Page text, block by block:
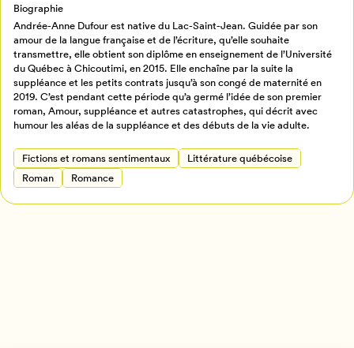
Billetterie
Retour à l’accueil
Biographie
Andrée-Anne Dufour est native du Lac-Saint-Jean. Guidée par son
amour de la langue française et de l’écriture, qu’elle souhaite
transmettre, elle obtient son diplôme en enseignement de l’Université
du Québec à Chicoutimi, en 2015. Elle enchaîne par la suite la
suppléance et les petits contrats jusqu’à son congé de maternité en
2019. C’est pendant cette période qu’a germé l’idée de son premier
roman, Amour, suppléance et autres catastrophes, qui décrit avec
humour les aléas de la suppléance et des débuts de la vie adulte.
Fictions et romans sentimentaux
Littérature québécoise
Roman
Romance
Créer un profil
Annuler